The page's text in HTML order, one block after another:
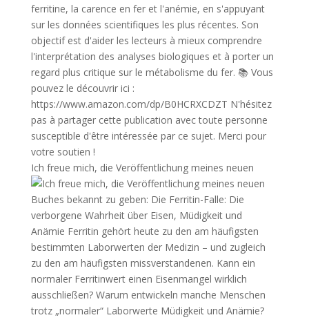
Ich freue mich, die Veröffentlichung meines neuen